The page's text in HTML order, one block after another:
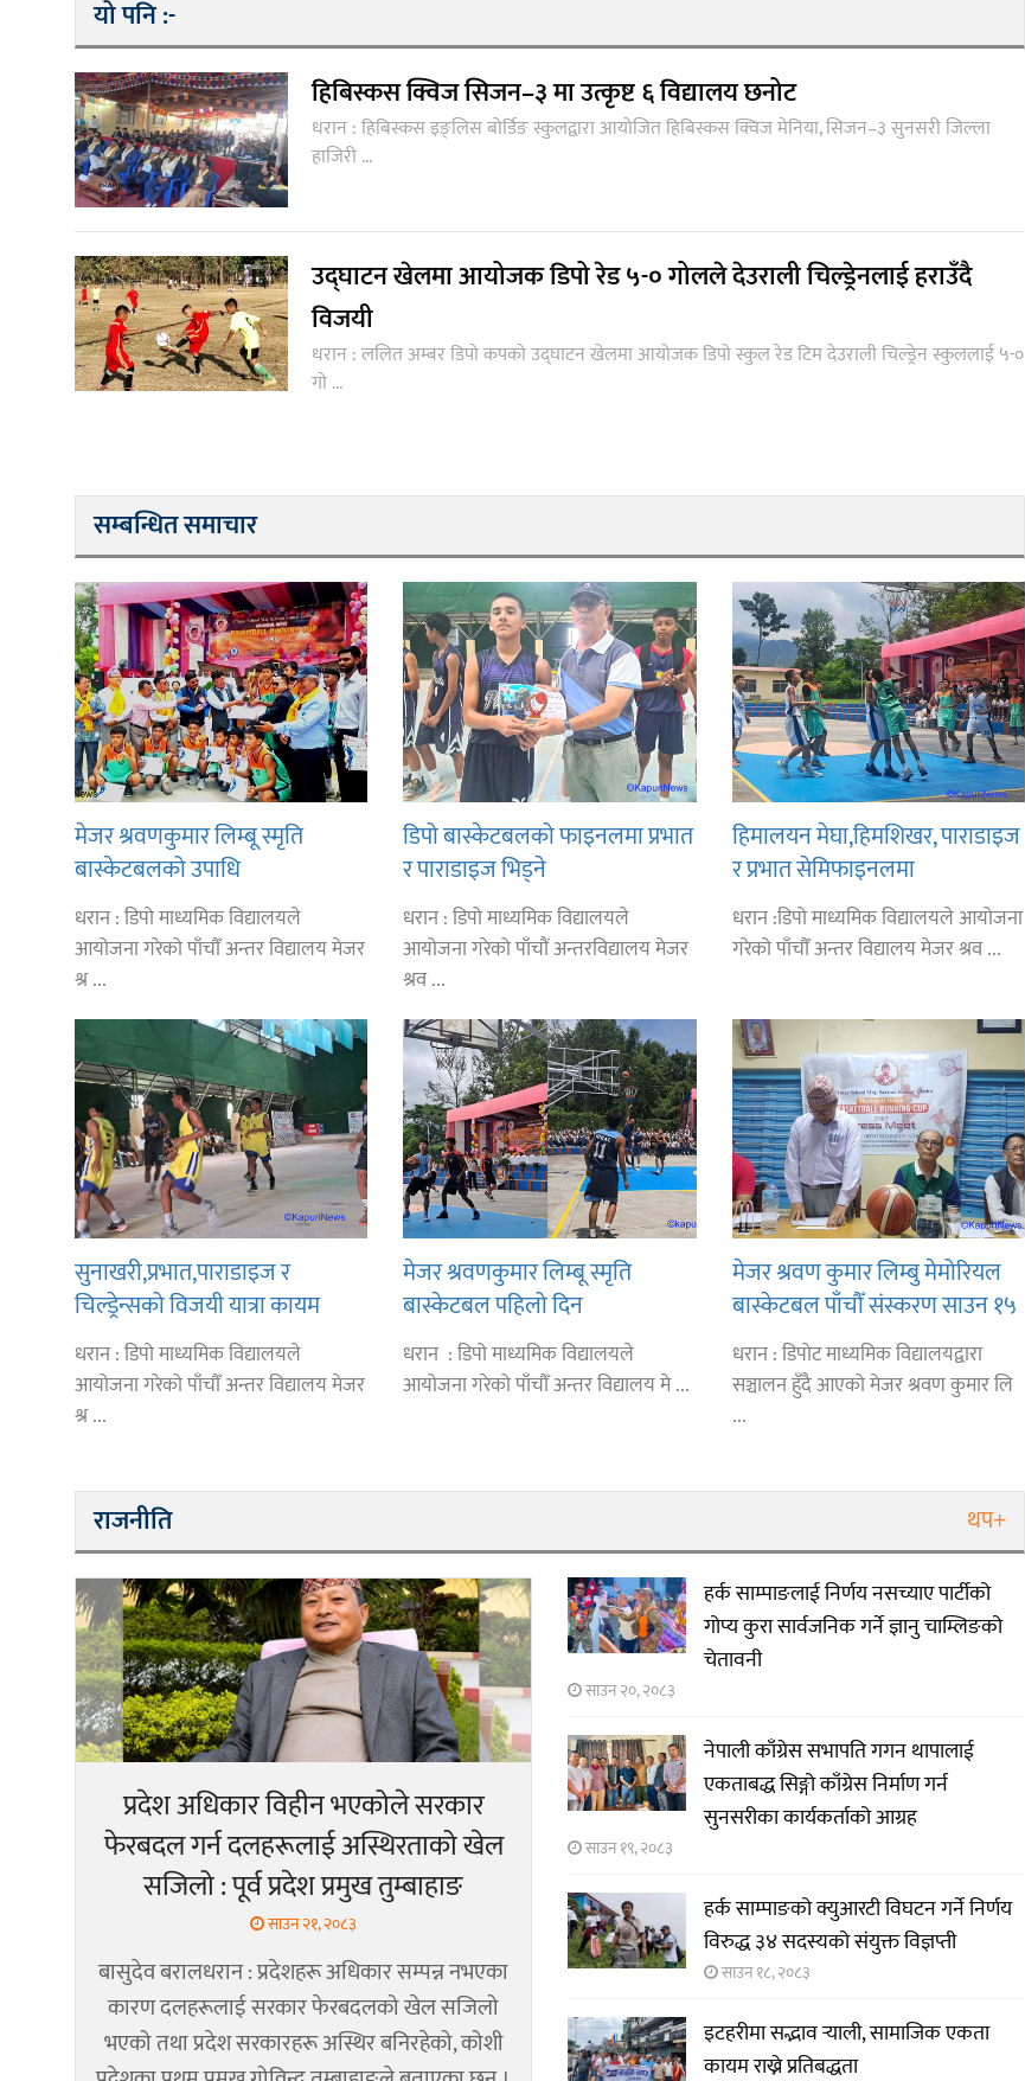
यो पनि :-
हिबिस्कस क्विज सिजन–३ मा उत्कृष्ट ६ विद्यालय छनोट
धरान : हिबिस्कस इङ्लिस बोर्डिङ स्कुलद्वारा आयोजित हिबिस्कस क्विज मेनिया, सिजन–३ सुनसरी जिल्ला
हाजिरी ...
उद्घाटन खेलमा आयोजक डिपो रेड ५-० गोलले देउराली चिल्ड्रेनलाई हराउँदै
विजयी
धरान : ललित अम्बर डिपो कपको उद्घाटन खेलमा आयोजक डिपो स्कुल रेड टिम देउराली चिल्ड्रेन स्कुललाई ५-०
गो ...
सम्बन्धित समाचार
मेजर श्रवणकुमार लिम्बू स्मृति
बास्केटबलको उपाधि
प्रभातलाई,पाराडाइज उपविजेतामा
सीमित
धरान : डिपो माध्यमिक विद्यालयले
आयोजना गरेको पाँचौँ अन्तर विद्यालय मेजर
श्र ...
डिपो बास्केटबलको फाइनलमा प्रभात
र पाराडाइज भिड्ने
धरान : डिपो माध्यमिक विद्यालयले
आयोजना गरेको पाँचौं अन्तरविद्यालय मेजर
श्रव ...
हिमालयन मेघा,हिमशिखर, पाराडाइज
र प्रभात सेमिफाइनलमा
धरान :डिपो माध्यमिक विद्यालयले आयोजना
गरेको पाँचौँ अन्तर विद्यालय मेजर श्रव ...
सुनाखरी,प्रभात,पाराडाइज र
चिल्ड्रेन्सको विजयी यात्रा कायम
धरान : डिपो माध्यमिक विद्यालयले
आयोजना गरेको पाँचौँ अन्तर विद्यालय मेजर
श्र ...
मेजर श्रवणकुमार लिम्बू स्मृति
बास्केटबल पहिलो दिन
हिमालयन,हिमशिखर,डिपो र डीपीएस
विजयी
धरान : डिपो माध्यमिक विद्यालयले
आयोजना गरेको पाँचौँ अन्तर विद्यालय मे ...
मेजर श्रवण कुमार लिम्बु मेमोरियल
बास्केटबल पाँचौँ संस्करण साउन १५
देखि
धरान : डिपोट माध्यमिक विद्यालयद्वारा
सञ्चालन हुँदै आएको मेजर श्रवण कुमार लि
...
राजनीति थप+
प्रदेश अधिकार विहीन भएकोले सरकार
फेरबदल गर्न दलहरूलाई अस्थिरताको खेल
सजिलो : पूर्व प्रदेश प्रमुख तुम्बाहाङ
साउन २१, २०८३
बासुदेव बरालधरान : प्रदेशहरू अधिकार सम्पन्न नभएका
कारण दलहरूलाई सरकार फेरबदलको खेल सजिलो
भएको तथा प्रदेश सरकारहरू अस्थिर बनिरहेको, कोशी
हर्क साम्पाङलाई निर्णय नसच्याए पार्टीको
गोप्य कुरा सार्वजनिक गर्ने ज्ञानु चाम्लिङको
चेतावनी
साउन २०, २०८३
नेपाली काँग्रेस सभापति गगन थापालाई
एकताबद्ध सिङ्गो काँग्रेस निर्माण गर्न
सुनसरीका कार्यकर्ताको आग्रह
साउन १९, २०८३
हर्क साम्पाङको क्युआरटी विघटन गर्ने निर्णय
विरुद्ध ३४ सदस्यको संयुक्त विज्ञप्ती
साउन १८, २०८३
इटहरीमा सद्भाव र्‍याली, सामाजिक एकता
कायम राख्ने प्रतिबद्धता